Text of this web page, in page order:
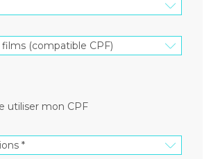
utiliser mon CPF